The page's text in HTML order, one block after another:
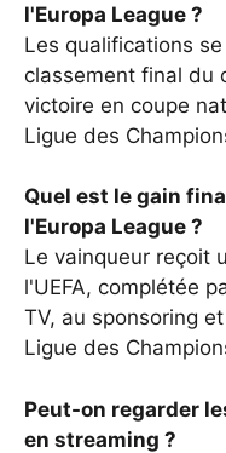
l'Europa League ?
Les qualifications
classement final du
victoire en coupe
Ligue des
Quel est le gain
l'Europa League ?
Le vainqueur reçoit
l'UEFA, complétée
TV, au sponsoring
Ligue des
Peut-on regarder
en streaming ?